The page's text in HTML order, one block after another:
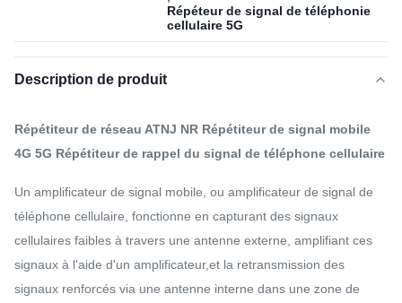
Répéteur de signal de téléphonie
cellulaire 5G
Description de produit
Répétiteur de réseau ATNJ NR Répétiteur de signal mobile
4G 5G Répétiteur de rappel du signal de téléphone cellulaire
Un amplificateur de signal mobile, ou amplificateur de signal de
téléphone cellulaire, fonctionne en capturant des signaux
cellulaires faibles à travers une antenne externe, amplifiant ces
signaux à l'aide d'un amplificateur,et la retransmission des
signaux renforcés via une antenne interne dans une zone de